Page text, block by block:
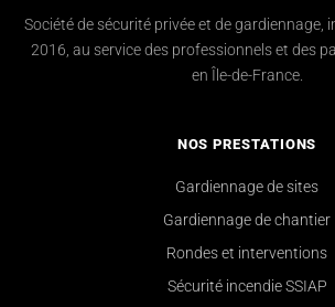
Société de sécurité privée et de gardiennage,
2016, au service des professionnels et des
en Île-de-France.
NOS PRESTATIONS
Gardiennage de sites
Gardiennage de chantier
Rondes et interventions
Sécurité incendie SSIAP